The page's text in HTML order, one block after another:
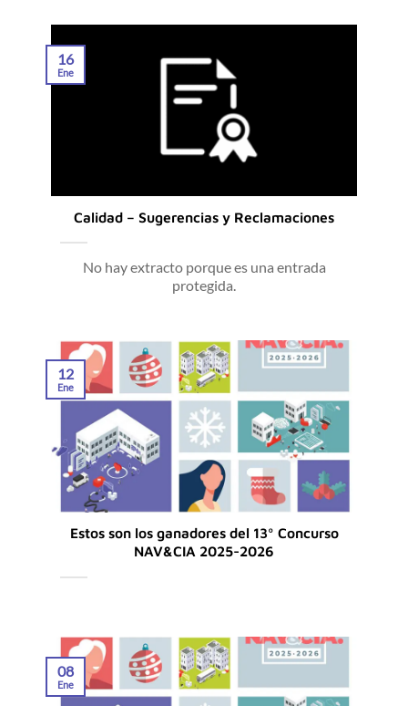
Calidad – Sugerencias y Reclamaciones
No hay extracto porque es una entrada
protegida.
16
Ene
Estos son los ganadores del 13º Concurso
NAV&CIA 2025-2026
12
Ene
08
Ene